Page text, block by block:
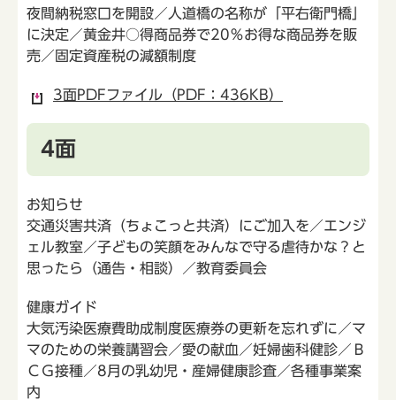
夜間納税窓口を開設／人道橋の名称が「平右衛門橋」
に決定／黄金井○得商品券で20％お得な商品券を販
売／固定資産税の減額制度
3面PDFファイル（PDF：436KB）
4面
お知らせ
交通災害共済（ちょこっと共済）にご加入を／エンジ
ェル教室／子どもの笑顔をみんなで守る虐待かな？と
思ったら（通告・相談）／教育委員会
健康ガイド
大気汚染医療費助成制度医療券の更新を忘れずに／マ
マのための栄養講習会／愛の献血／妊婦歯科健診／Ｂ
ＣＧ接種／8月の乳幼児・産婦健康診査／各種事業案
内